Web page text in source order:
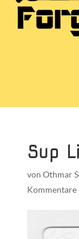
Sup
von Othmar
Kommentare